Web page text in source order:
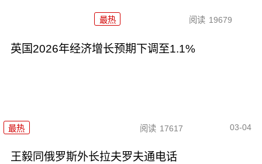
最热 阅读 19679
英国2026年经济增长预期下调至1.1%
最热 阅读 17617 03-04
王毅同俄罗斯外长拉夫罗夫通电话